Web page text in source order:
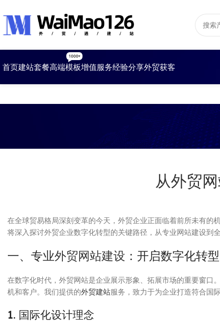
首页建站套餐高端模板
1000+
增值服务经验分享外贸获客
从外贸
在全球贸易格局深刻变革的今天，外贸企业正面临着前所未有
将深入探讨外贸企业数字化转型的关键路径，从专业网站建设到
一、专业外贸网站建设 ：开启数字化转
在数字化时代，外贸网站是企业展示形象、拓展市场的重要窗
机和客户。我们提供的外贸建站服务，致力于为企业打造符合国
1. 国际化设计理念